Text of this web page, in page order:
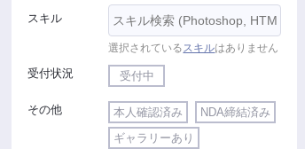
スキル
選択されているスキルはありません
受付状況 受付中
その他 本人確認済み
NDA締結済み
ギャラリーあり